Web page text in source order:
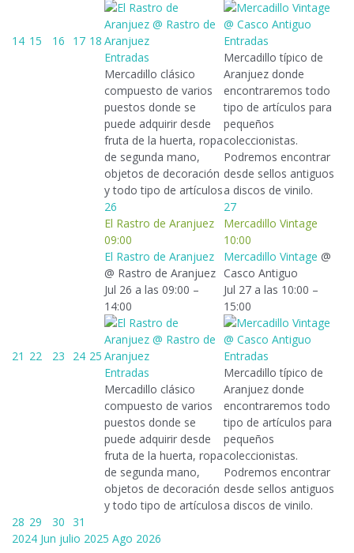
14 15 16 17 18
Entradas
Mercadillo clásico
compuesto de varios
puestos donde se
puede adquirir desde
fruta de la huerta, ropa
de segunda mano,
objetos de decoración
y todo tipo de artículos
Entradas
Mercadillo típico de
Aranjuez donde
encontraremos todo
tipo de artículos para
pequeños
coleccionistas.
Podremos encontrar
desde sellos antiguos
a discos de vinilo.
21 22 23 24 25
26
El Rastro de Aranjuez
09:00
El Rastro de Aranjuez
@ Rastro de Aranjuez
Jul 26 a las 09:00 –
14:00
Entradas
Mercadillo clásico
compuesto de varios
puestos donde se
puede adquirir desde
fruta de la huerta, ropa
de segunda mano,
objetos de decoración
y todo tipo de artículos
27
Mercadillo Vintage
10:00
Mercadillo Vintage @
Casco Antiguo
Jul 27 a las 10:00 –
15:00
Entradas
Mercadillo típico de
Aranjuez donde
encontraremos todo
tipo de artículos para
pequeños
coleccionistas.
Podremos encontrar
desde sellos antiguos
a discos de vinilo.
28 29 30 31
2024 Jun julio 2025 Ago 2026